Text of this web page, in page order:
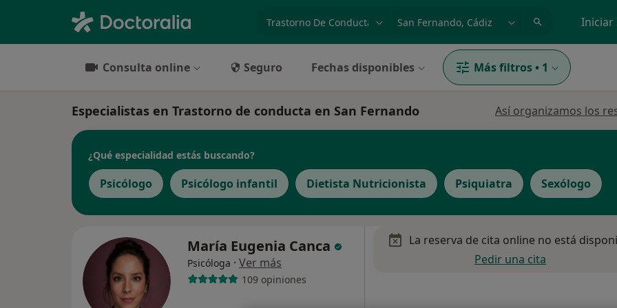
Iniciar
Consulta online Seguro Fechas disponibles Más filtros • 1
Especialistas en Trastorno de conducta en San Fernando Así organizamos los
¿Qué especialidad estás buscando?
Psicólogo Psicólogo infantil Dietista Nutricionista Psiquiatra Sexólogo
María Eugenia Canca
Psicóloga · Ver más
109 opiniones
La reserva de cita online no está
Pedir una cita